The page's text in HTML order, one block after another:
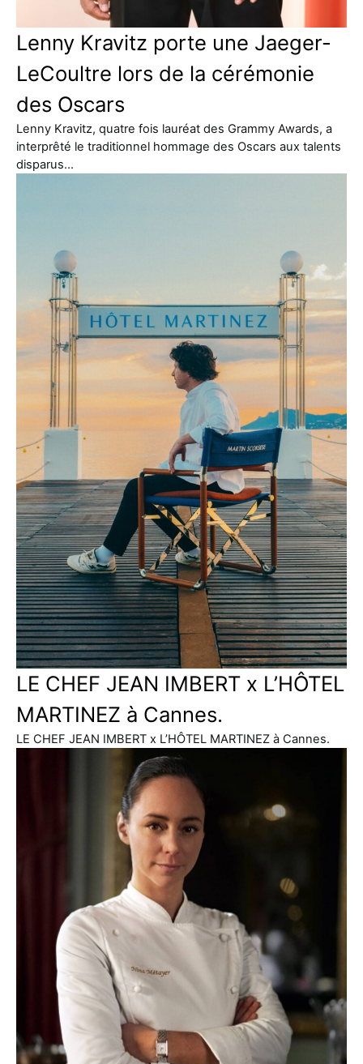
Lenny Kravitz porte une Jaeger-
LeCoultre lors de la cérémonie
des Oscars
Lenny Kravitz, quatre fois lauréat des Grammy Awards, a
interprêté le traditionnel hommage des Oscars aux talents
disparus…
LE CHEF JEAN IMBERT x L’HÔTEL
MARTINEZ à Cannes.
LE CHEF JEAN IMBERT x L’HÔTEL MARTINEZ à Cannes.